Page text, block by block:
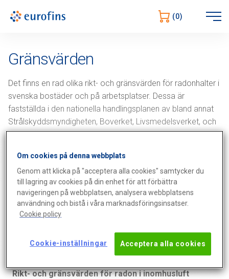
(0)
Öppna
Gränsvärden
Det finns en rad olika rikt- och gränsvärden för radonhalter i
svenska bostäder och på arbetsplatser. Dessa är
fastställda i den nationella handlingsplanen av bland annat
Strålskyddsmyndigheten, Boverket, Livsmedelsverket, och
Arbetsmiljöverket.
Nedan finns en lista över aktuella rikt- och gränsvärden från
Nationella handlingsplanen.
Bostäder (och lokaler dit allmänheter har
Nationella referensvärdet
Rikt- och gränsvärden för radon i inomhusluft
Om cookies på denna webbplats
Genom att klicka på "acceptera alla cookies" samtycker du
till lagring av cookies på din enhet för att förbättra
navigeringen på webbplatsen, analysera webbplatsens
användning och bistå i våra marknadsföringsinsatser.
Cookie policy
Cookie-inställningar Acceptera alla cookies